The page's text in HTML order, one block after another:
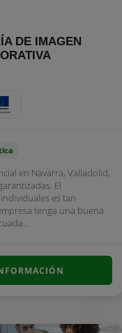
DE IMAGEN
en Navarra, Valladolid,
El
es tan
tenga una buena